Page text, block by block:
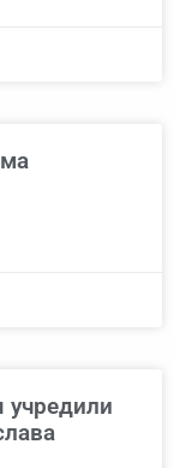
учредили